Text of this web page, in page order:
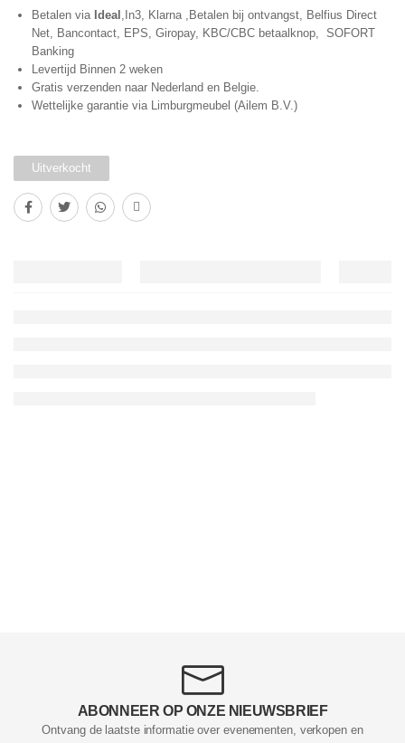
Betalen via Ideal ,In3, Klarna ,Betalen bij ontvangst, Belfius Direct
Net, Bancontact, EPS, Giropay, KBC/CBC betaalknop, SOFORT
Banking
Levertijd Binnen 2 weken
Gratis verzenden naar Nederland en Belgie.
Wettelijke garantie via Limburgmeubel (Ailem B.V.)
Uitverkocht
ABONNEER OP ONZE NIEUWSBRIEF
Ontvang de laatste informatie over evenementen, verkopen en